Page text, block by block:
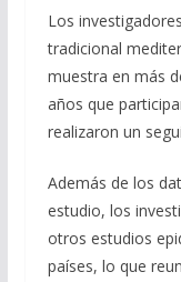
Los
tradicional
muestra en más
años que
realizaron un
Además de los
estudio, los
otros estudios
países, lo que